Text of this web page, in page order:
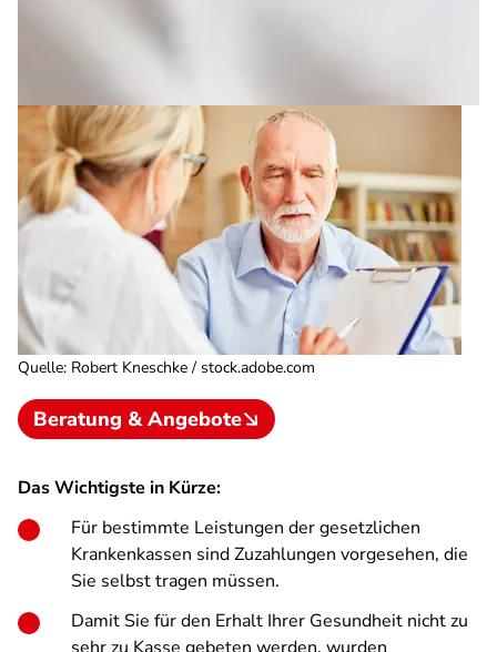
Quelle: Robert Kneschke / stock.adobe.com
Beratung & Angebote
Das Wichtigste in Kürze:
Für bestimmte Leistungen der gesetzlichen
Krankenkassen sind Zuzahlungen vorgesehen, die
Sie selbst tragen müssen.
Damit Sie für den Erhalt Ihrer Gesundheit nicht zu